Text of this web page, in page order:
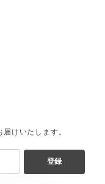
けいたします。
登録